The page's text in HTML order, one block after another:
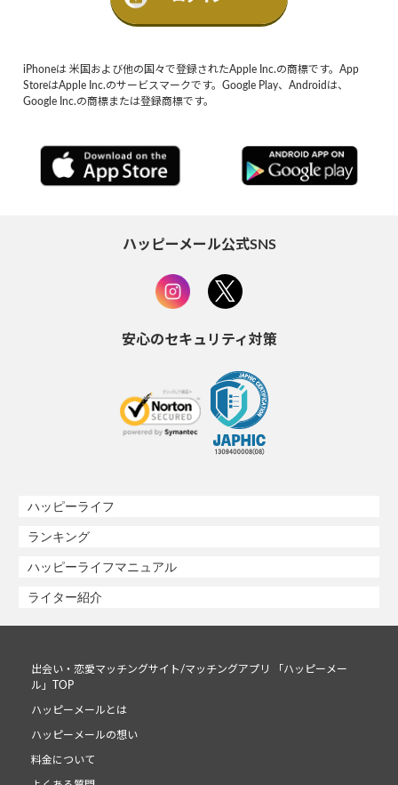
iPhoneは 米国および他の国々で登録されたApple Inc.の商標です。App
StoreはApple Inc.のサービスマークです。Google Play、Androidは、
Google Inc.の商標または登録商標です。
ハッピーメール公式SNS
安心のセキュリティ対策
ハッピーライフ
ランキング
ハッピーライフマニュアル
ライター紹介
出会い・恋愛マッチングサイト/マッチングアプリ 「ハッピーメー
ル」TOP
ハッピーメールとは
ハッピーメールの想い
料金について